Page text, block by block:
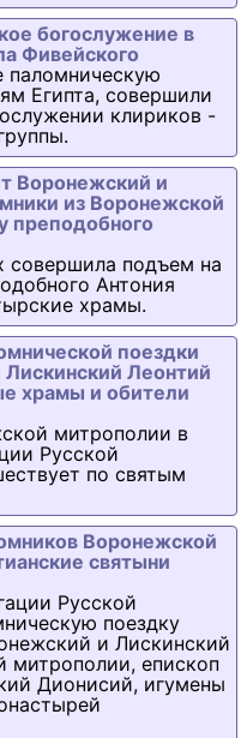
богослужение в
Фивейского
Египта, совершили
клириков -
Воронежский и
из Воронежской
преподобного
подъем на
Антония
храмы.
поездки
Леонтий
храмы и обители
митрополии в
Русской
по святым
Воронежской
святыни
Русской
поездку
и Лискинский
митрополии, епископ
Дионисий, игумены